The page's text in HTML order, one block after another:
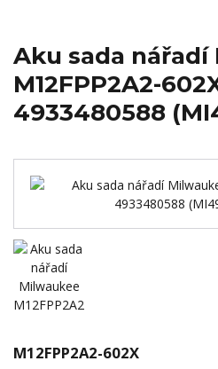
Aku sada nářadí
M12FPP2A2-
4933480588
M12FPP2A2-602X